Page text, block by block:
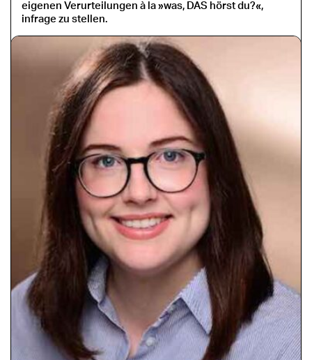
eigenen Verurteilungen à la »was, DAS hörst du?«,
infrage zu stellen.